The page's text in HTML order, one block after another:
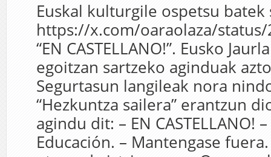
Euskal kulturgile ospetsu batek
https://x.com/oaraolaza/
“EN CASTELLANO!”. Eusko
egoitzan sartzeko aginduak
Segurtasun langileak nora
“Hezkuntza sailera” erantzun
agindu dit: – EN CASTELLANO!
Educación. – Mantengase